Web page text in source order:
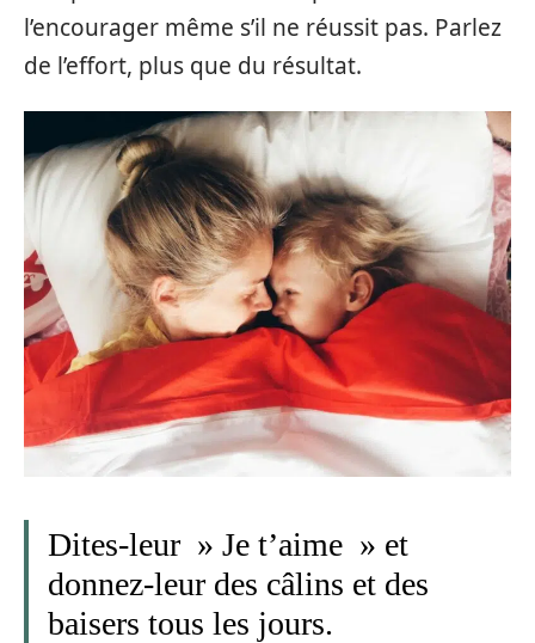
l’encourager même s’il ne réussit pas. Parlez
de l’effort, plus que du résultat.
Dites-leur » Je t’aime » et
donnez-leur des câlins et des
baisers tous les jours.